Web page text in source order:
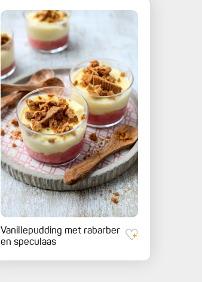
Vanillepudding met rabarber
en speculaas